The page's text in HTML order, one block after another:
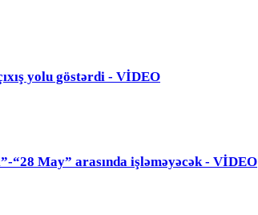
yolu göstərdi - VİDEO
“28 May” arasında işləməyəcək - VİDEO